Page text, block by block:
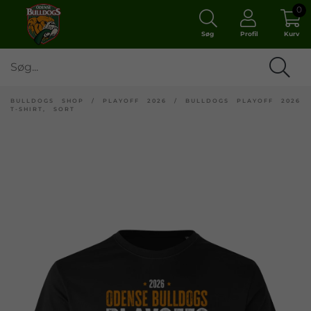
Søg Profil Kurv
0
BULLDOGS SHOP / PLAYOFF 2026 / BULLDOGS PLAYOFF 2026
T-SHIRT, SORT